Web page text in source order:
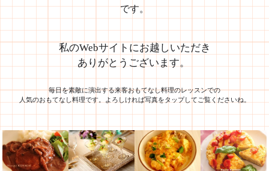
です。
私のWebサイトにお越しいただき
ありがとうございます。
毎日を素敵に演出する来客おもてなし料理のレッスンでの
人気のおもてなし料理です。よろしければ写真をタップしてご覧くださいね。